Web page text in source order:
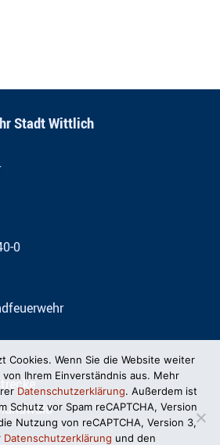
Stadt Wittlich
0
Cookies. Wenn Sie die Website weiter
Ihrem Einverständnis aus. Mehr
Datenschutzerklärung. Außerdem ist
Schutz vor Spam reCAPTCHA, Version
Nutzung von reCAPTCHA, Version 3,
Datenschutzerklärung und den